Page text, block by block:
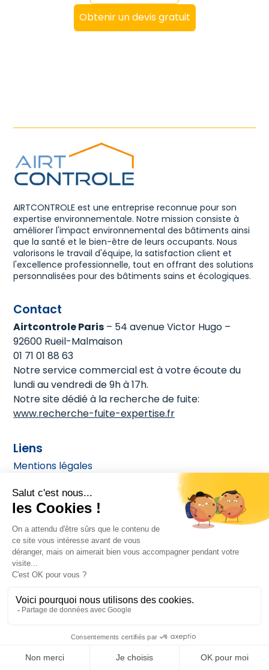
Obtenir un devis gratuit
Obtenir un devis gratuit
01 71 01 88 63
AIRTCONTROLE est une entreprise reconnue pour son
expertise environnementale. Notre mission consiste à
améliorer l'impact environnemental des bâtiments ainsi
que la santé et le bien-être de leurs occupants. Nous
valorisons le travail d'équipe, la satisfaction client et
l'excellence professionnelle, tout en offrant des solutions
personnalisées pour des bâtiments sains et écologiques.
Contact
Airtcontrole Paris – 54 avenue Victor Hugo –
92600 Rueil-Malmaison
01 71 01 88 63
Notre service commercial est à votre écoute du
lundi au vendredi de 9h à 17h.
Notre site dédié à la recherche de fuite:
www.recherche-fuite-expertise.fr
Liens
Mentions légales
Contactez-nous
Demande de devis
Postes ouverts
Recherche de fuites et détections
Recherche de fuite d'eau ITV
Recherche fuite eau Île de France
Inspection télévisuelle de conduites
Détection de structure béton